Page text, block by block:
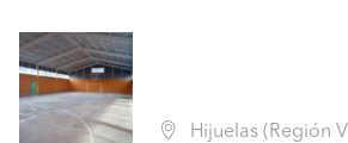
Hijuelas (Región V